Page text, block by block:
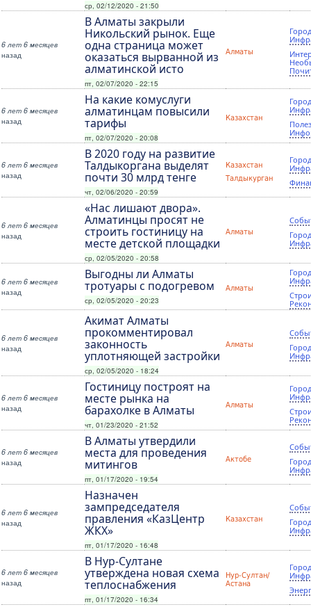
ср, 02/12/2020 - 21:50
6 лет 6 месяцев
назад
В Алматы закрыли
Никольский рынок. Еще
одна страница может
оказаться вырванной из
алматинской исто
пт, 02/07/2020 - 22:15
Алматы
6 лет 6 месяцев
назад
На какие комуслуги
алматинцам повысили
тарифы
пт, 02/07/2020 - 20:08
Казахстан
6 лет 6 месяцев
назад
В 2020 году на развитие
Талдыкоргана выделят
почти 30 млрд тенге
чт, 02/06/2020 - 20:59
Казахстан
Талдыкурган
6 лет 6 месяцев
назад
«Нас лишают двора».
Алматинцы просят не
строить гостиницу на
месте детской площадки
ср, 02/05/2020 - 20:58
Алматы
6 лет 6 месяцев
назад
Выгодны ли Алматы
тротуары с подогревом
ср, 02/05/2020 - 20:23
Алматы
6 лет 6 месяцев
назад
Акимат Алматы
прокомментировал
законность
уплотняющей застройки
ср, 02/05/2020 - 18:24
Алматы
6 лет 6 месяцев
назад
Гостиницу построят на
месте рынка на
барахолке в Алматы
чт, 01/23/2020 - 21:52
Алматы
6 лет 6 месяцев
назад
В Алматы утвердили
места для проведения
митингов
пт, 01/17/2020 - 19:54
Актобе
6 лет 6 месяцев
назад
Назначен
зампредседателя
правления «КазЦентр
ЖКХ»
пт, 01/17/2020 - 16:48
Казахстан
6 лет 6 месяцев
назад
В Нур-Султане
утверждена новая схема
теплоснабжения
пт, 01/17/2020 - 16:34
Нур-Султан/
Астана